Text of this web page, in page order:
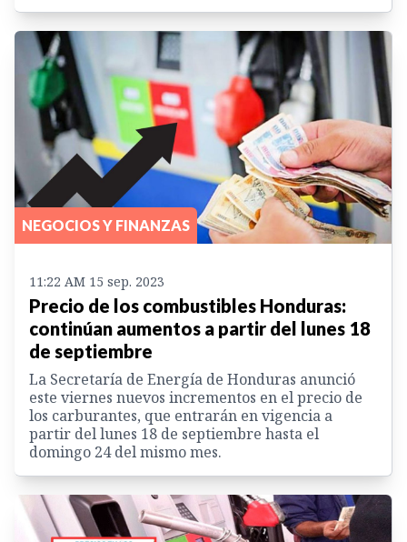
NEGOCIOS Y FINANZAS
11:22 AM 15 sep. 2023
Precio de los combustibles Honduras:
continúan aumentos a partir del lunes 18
de septiembre
La Secretaría de Energía de Honduras anunció
este viernes nuevos incrementos en el precio de
los carburantes, que entrarán en vigencia a
partir del lunes 18 de septiembre hasta el
domingo 24 del mismo mes.